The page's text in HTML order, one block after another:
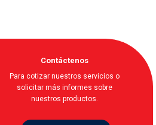
Contáctenos
Para cotizar nuestros servicios o
solicitar más informes sobre
nuestros productos.